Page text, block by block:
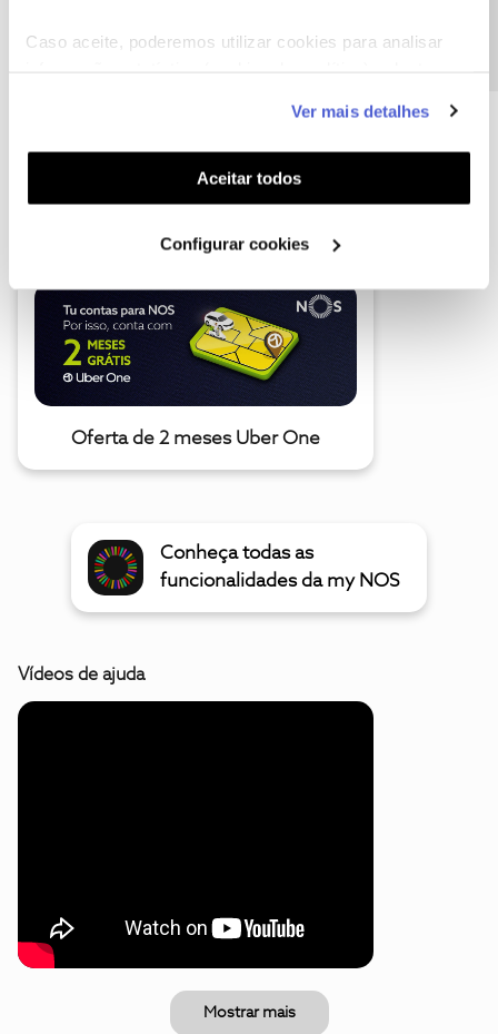
Caso aceite, poderemos utilizar cookies para analisar
funcionalidades (cookies de personalização e
funcionalidade) e adaptar anúncios aos seus interesses
(cookies de publicidade personalizada). Pode gerir a
utilização dos cookies clicando em "Configurar
Ver mais detalhes
Aceitar todos
Configurar cookies
A poupança que COMBINA
Oferta de 2 meses Uber One
Conheça todas as
funcionalidades da my NOS
Vídeos de ajuda
Mostrar mais